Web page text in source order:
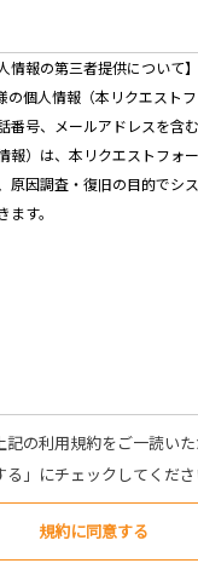
情報の第三者提供について】
の個人情報（本リクエスト
番号、メールアドレスを含
報）は、本リクエストフォ
原因調査・復旧の目的でシ
す。
記の利用規約をご一読い
」にチェックしてくださ
規約に同意する